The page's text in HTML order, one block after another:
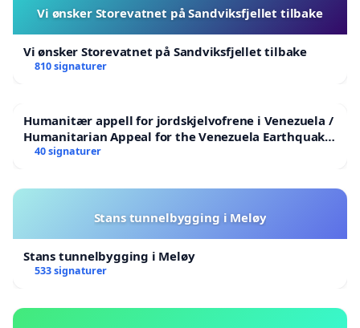
Vi ønsker Storevatnet på Sandviksfjellet tilbake
Vi ønsker Storevatnet på Sandviksfjellet tilbake
810 signaturer
Humanitær appell for jordskjelvofrene i Venezuela /
Humanitarian Appeal for the Venezuela Earthquake
Victims
40 signaturer
Stans tunnelbygging i Meløy
Stans tunnelbygging i Meløy
533 signaturer